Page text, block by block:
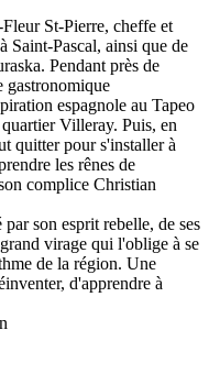
St-Pierre, cheffe et
Saint-Pascal, ainsi que de
Pendant près de
gastronomique
espagnole au Tapeo
Villeray. Puis, en
quitter pour s'installer à
les rênes de
complice Christian
son esprit rebelle, de ses
virage qui l'oblige à se
de la région. Une
d'apprendre à